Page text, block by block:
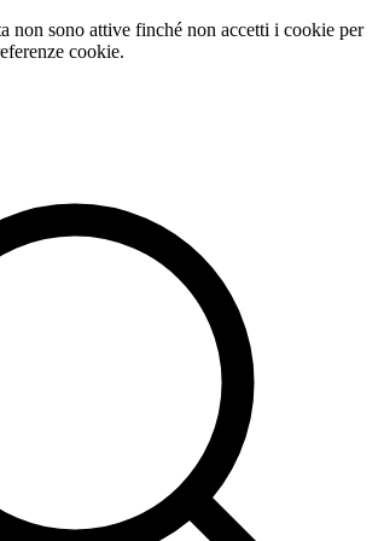
non sono attive finché non accetti i cookie per
cookie.